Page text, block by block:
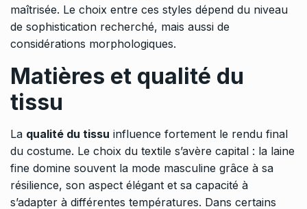
maîtrisée. Le choix entre ces styles dépend du niveau
de sophistication recherché, mais aussi de
considérations morphologiques.
Matières et qualité du
tissu
La qualité du tissu influence fortement le rendu final
du costume. Le choix du textile s’avère capital : la laine
fine domine souvent la mode masculine grâce à sa
résilience, son aspect élégant et sa capacité à
s’adapter à différentes températures. Dans certains